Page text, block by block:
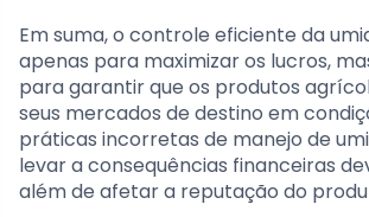
Em suma, o controle eficiente da
apenas para maximizar os lucros,
para garantir que os produtos
seus mercados de destino em
práticas incorretas de manejo de
levar a consequências financeiras
além de afetar a reputação do